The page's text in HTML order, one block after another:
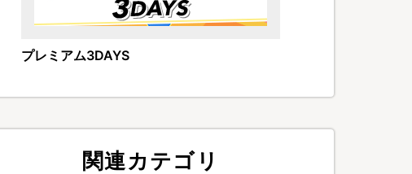
プレミアム3DAYS
関連カテゴリ